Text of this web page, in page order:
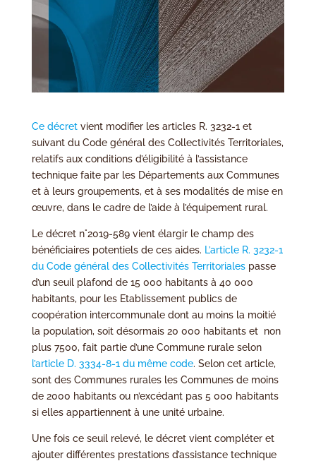
Ce décretvient modifier les articles R. 3232-1 et
suivant du Code général des Collectivités Territoriales,
relatifs aux conditions d’éligibilité à l’assistance
technique faite par les Départements aux Communes
et à leurs groupements, et à ses modalités de mise en
œuvre, dans le cadre de l’aide à l’équipement rural.
Le décret n°2019-589 vient élargir le champ des
bénéficiaires potentiels de ces aides. L’article R. 3232-1
du Code général des Collectivités Territorialespasse
d’un seuil plafond de 15 000 habitants à 40 000
habitants, pour les Etablissement publics de
coopération intercommunale dont au moins la moitié
la population, soit désormais 20 000 habitants et non
plus 7500, fait partie d’une Commune rurale selon
l’article D. 3334-8-1 du même code. Selon cet article,
sont des Communes rurales les Communes de moins
de 2000 habitants ou n’excédant pas 5 000 habitants
si elles appartiennent à une unité urbaine.
Une fois ce seuil relevé, le décret vient compléter et
ajouter différentes prestations d’assistance technique